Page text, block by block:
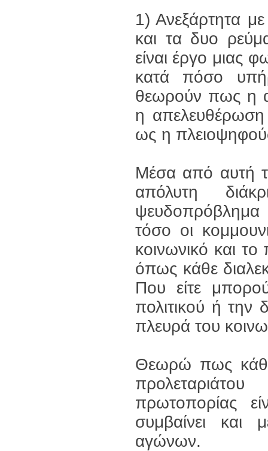
1) Ανεξάρτητα
και τα δυο
είναι έργο μιας
κατά πόσο
θεωρούν πως η
η απελευθέρωση
ως η
Μέσα από αυτή
απόλυτη
ψευδοπρόβλημα
τόσο οι
κοινωνικό και το
όπως κάθε
Που είτε
πολιτικού ή την
πλευρά του
Θεωρώ πως
πρωτοπορίας
συμβαίνει και
αγώνων.